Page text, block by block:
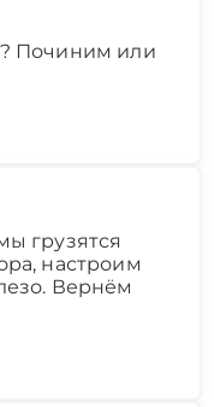
Починим или
грузятся
настроим
Вернём